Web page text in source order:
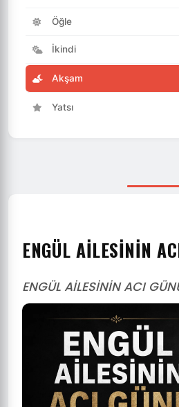
Öğle
İkindi
Akşam
Yatsı
ENGÜL AİLESİNİN
ENGÜL AİLESİNİN ACI